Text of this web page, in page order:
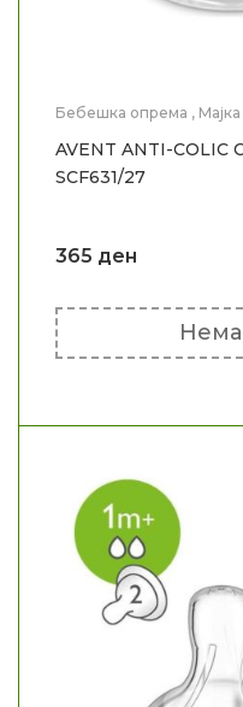
Бебешка опрема ,
AVENT ANTI-COLIC
SCF631/27
365 ден
Нема